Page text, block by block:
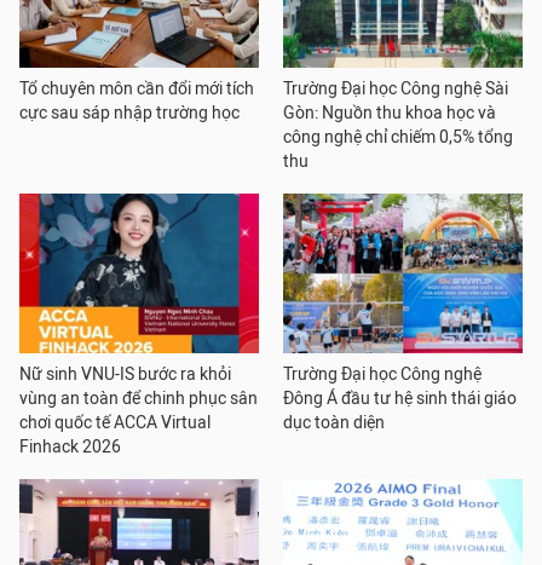
Tổ chuyên môn cần đổi mới tích
cực sau sáp nhập trường học
Trường Đại học Công nghệ Sài
Gòn: Nguồn thu khoa học và
công nghệ chỉ chiếm 0,5% tổng
thu
Nữ sinh VNU-IS bước ra khỏi
vùng an toàn để chinh phục sân
chơi quốc tế ACCA Virtual
Finhack 2026
Trường Đại học Công nghệ
Đông Á đầu tư hệ sinh thái giáo
dục toàn diện